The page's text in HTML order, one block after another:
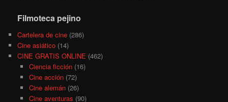
Filmoteca pejino
Cartelera de cine (286)
Cine asiático (14)
CINE GRATIS ONLINE (462)
Ciencia ficción(16)
Cine acción(72)
Cine alemán(26)
Cine aventuras (90)